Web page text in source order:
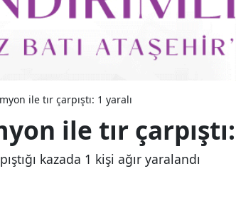
ile tır çarpıştı: 1 yaralı
ile tır
kazada 1 kişi ağır yaralandı